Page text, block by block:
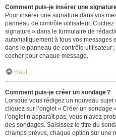
Comment puis-je insérer une
Pour insérer une signature dans vos
panneau de contrôle utilisateur.
signature » dans le formulaire de
automatiquement à tous vos messages
dans le panneau de contrôle utilisateur
cocher pour chaque message.
Haut
Comment puis-je créer un sondage ?
Lorsque vous rédigez un nouveau
cliquez sur l’onglet « Créer un
l’onglet n’apparaît pas, vous n’avez
des sondages. Saisissez le titre du
champs prévus, chaque option sur une